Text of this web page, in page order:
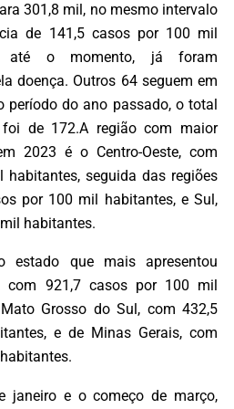
301,8 mil, no mesmo intervalo
de 141,5 casos por 100 mil
até o momento, já foram
doença. Outros 64 seguem em
período do ano passado, o total
de 172.A região com maior
2023 é o Centro-Oeste, com
seguida das regiões
por 100 mil habitantes, e Sul,
habitantes.
que mais apresentou
com 921,7 casos por 100 mil
Grosso do Sul, com 432,5
e de Minas Gerais, com
janeiro e o começo de março,